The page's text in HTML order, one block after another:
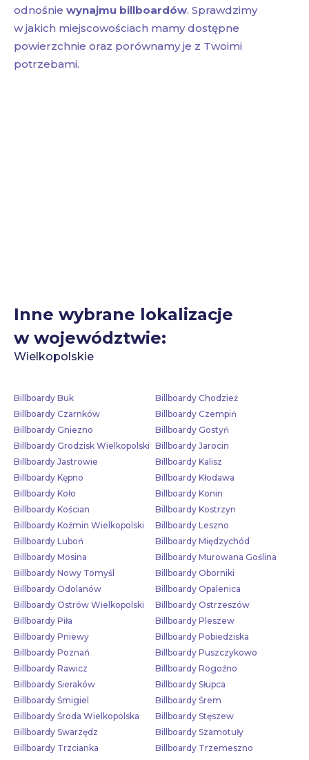
odnośnie wynajmu billboardów. Sprawdzimy
w jakich miejscowościach mamy dostępne
powierzchnie oraz porównamy je z Twoimi
potrzebami.
Inne wybrane lokalizacje
w województwie:
Wielkopolskie
Billboardy Buk
Billboardy Chodzież
Billboardy Czarnków
Billboardy Czempiń
Billboardy Gniezno
Billboardy Gostyń
Billboardy Grodzisk Wielkopolski Billboardy Jarocin
Billboardy Jastrowie
Billboardy Kalisz
Billboardy Kępno
Billboardy Kłodawa
Billboardy Koło
Billboardy Konin
Billboardy Kościan
Billboardy Kostrzyn
Billboardy Koźmin Wielkopolski
Billboardy Leszno
Billboardy Luboń
Billboardy Międzychód
Billboardy Mosina
Billboardy Murowana Goślina
Billboardy Nowy Tomyśl
Billboardy Oborniki
Billboardy Odolanów
Billboardy Opalenica
Billboardy Ostrów Wielkopolski
Billboardy Ostrzeszów
Billboardy Piła
Billboardy Pleszew
Billboardy Pniewy
Billboardy Pobiedziska
Billboardy Poznań
Billboardy Puszczykowo
Billboardy Rawicz
Billboardy Rogoźno
Billboardy Sieraków
Billboardy Słupca
Billboardy Śmigiel
Billboardy Śrem
Billboardy Środa Wielkopolska
Billboardy Stęszew
Billboardy Swarzędz
Billboardy Szamotuły
Billboardy Trzcianka
Billboardy Trzemeszno